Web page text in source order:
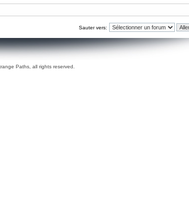
Sauter vers:
Paths, all rights reserved.